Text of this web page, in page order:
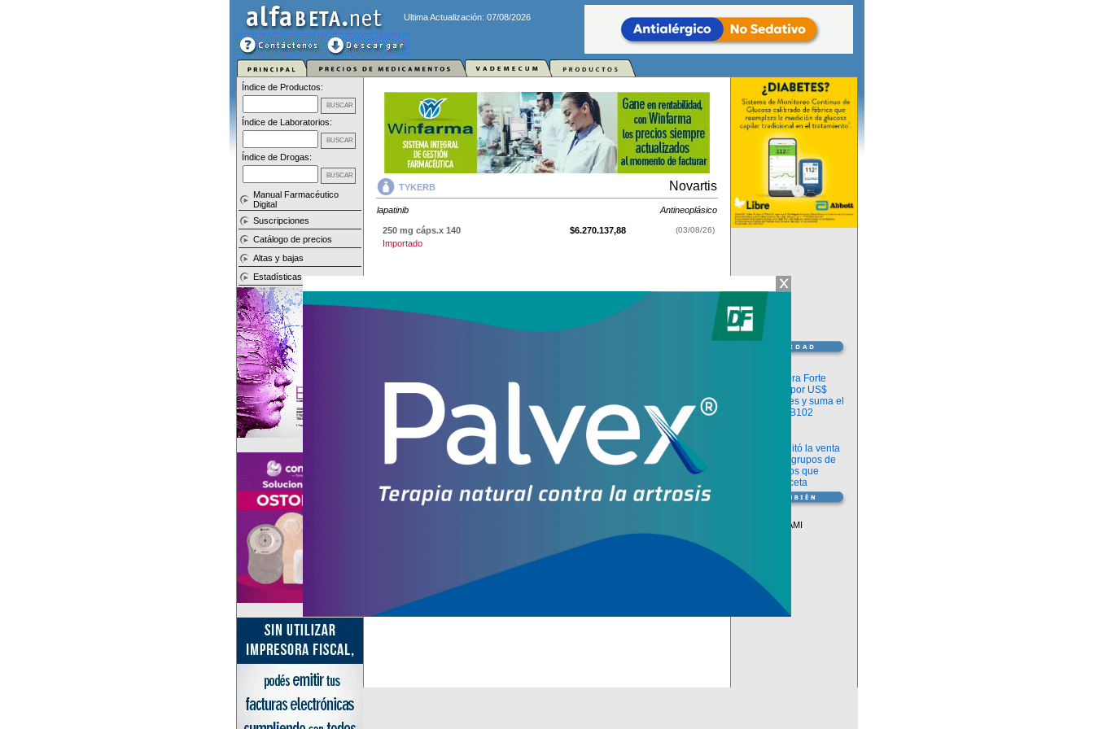
Ultima Actualización: 07/08/2026
Índice de Productos:
Índice de Laboratorios:
Índice de Drogas:
Manual Farmacéutico
Digital
Suscripciones
Catálogo de precios
Altas y bajas
Estadísticas
TYKERB Novartis
lapatinib Antineoplásico
250 mg cáps.x 140 $6.270.137,88 (03/08/26)
Importado
Antineoplásico. Es
producido por
y cuenta con 1 presentación disponible.
Explorar más
Otros productos conlapatinib
Otros productos de
Novartis
argenx compra Forte
Biosciences por US$
2.200 millones y suma el
anticuerpo FB102
ANMAT habilitó la venta
libre de diez grupos de
medicamentos que
requerían receta
Descuentos PAMI